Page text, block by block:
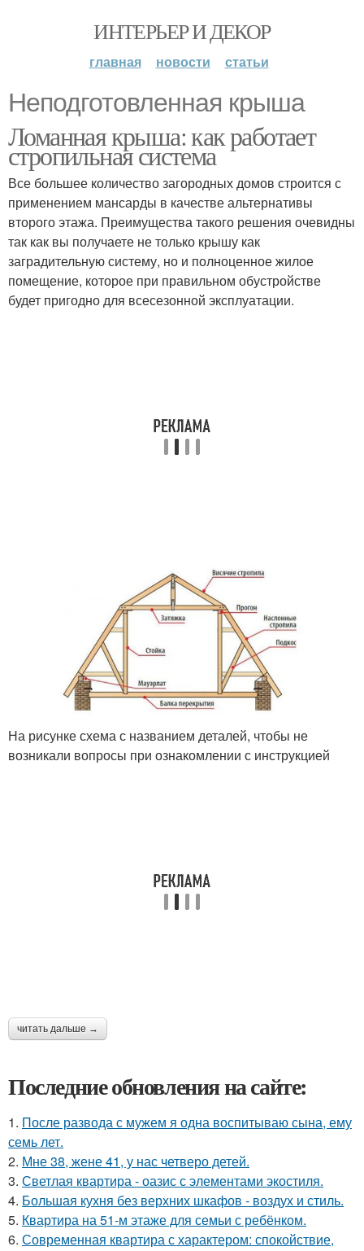
ИНТЕРЬЕР И ДЕКОР
главная новости статьи
Неподготовленная крыша
Ломанная крыша: как работает
стропильная система
Все большее количество загородных домов строится с
применением мансарды в качестве альтернативы
второго этажа. Преимущества такого решения очевидны
так как вы получаете не только крышу как
заградительную систему, но и полноценное жилое
помещение, которое при правильном обустройстве
будет пригодно для всесезонной эксплуатации.
На рисунке схема с названием деталей, чтобы не
возникали вопросы при ознакомлении с инструкцией
читать дальше →
Последние обновления на сайте:
1. После развода с мужем я одна воспитываю сына, ему
семь лет.
2. Мне 38, жене 41, у нас четверо детей.
3. Светлая квартира - оазис с элементами экостиля.
4. Большая кухня без верхних шкафов - воздух и стиль.
5. Квартира на 51-м этаже для семьи с ребёнком.
6. Современная квартира с характером: спокойствие,